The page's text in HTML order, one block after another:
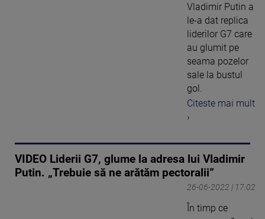
Vladimir Putin a
le-a dat replica
liderilor G7 care
au glumit pe
seama pozelor
sale la bustul
gol.
Citeste mai mult
›
VIDEO Liderii G7, glume la adresa lui Vladimir
Putin. „Trebuie să ne arătăm pectoralii”
26-06-2022 | 17:02
În timp ce